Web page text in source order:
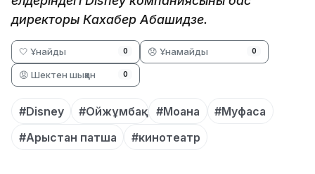
директоры Кахабер Абашидзе.
🤍 Ұнайды 0 😞 Ұнамайды 0
😡 Шектен шыққан 0
#Disney #Ойжұмбақ #Моана
#Муфаса
#Арыстан патша
#кинотеатр